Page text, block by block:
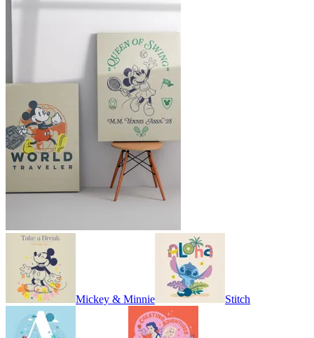
Mickey & Minnie Stitch